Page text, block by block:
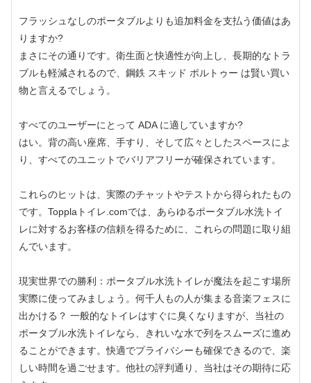
フラッシュなしのポータブルよりも追加料金を支払う価値はあ
りますか?
まさにその通りです。衛生面と快適性が向上し、長期的なトラ
ブルも軽減されるので、鋼鉄 スキッド ポルトゥー は賢い買い
物と言えるでしょう。
すべてのユーザーにとって ADA に適していますか?
はい。背の高い座席、手すり、そして広々としたスペースによ
り、すべてのユニットでバリアフリーが確保されています。
これらのヒットは、実際のチャットやテストから得られたもの
です。Topplaトイレ.comでは、あらゆるポータブル水洗トイ
レに対するお客様の信頼を得るために、これらの問題に取り組
んでいます。
現実世界での勝利：ポータブル水洗トイレが魔法を起こす場所
実際に使ってみましょう。何千人もの人が集まる音楽フェスに
出かける？ 一般的なトイレはすぐに臭くなりますが、当社の
ポータブル水洗トイレなら、きれいな水で列をスムーズに進め
ることができます。快適でプライバシーも確保できるので、楽
しい時間を過ごせます。他社の評判通り、当社はその期待に応